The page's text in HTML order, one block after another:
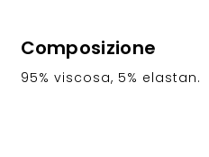
Composizione
95% viscosa, 5% elastan.